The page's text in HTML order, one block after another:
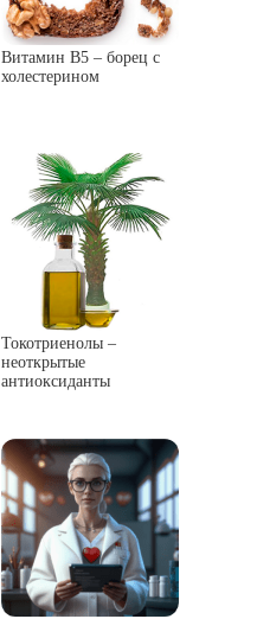
Витамин В5 – борец с
холестерином
Токотриенолы –
неоткрытые
антиоксиданты